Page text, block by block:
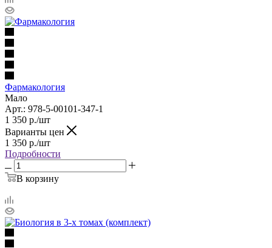
Фармакология
Мало
Арт.: 978-5-00101-347-1
1 350 р./шт
Варианты цен
1 350 р./шт
Подробности
В корзину